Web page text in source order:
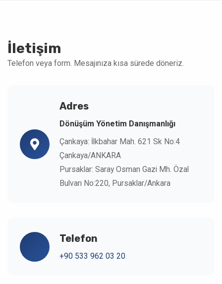
İletişim
Telefon veya form. Mesajınıza kısa sürede döneriz.
Adres
Dönüşüm Yönetim Danışmanlığı
Çankaya: İlkbahar Mah. 621 Sk No:4
Çankaya/ANKARA
Pursaklar: Saray Osman Gazi Mh. Özal
Bulvarı No:220, Pursaklar/Ankara
Telefon
+90 533 962 03 20